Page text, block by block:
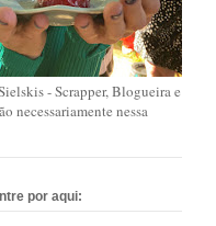
- Scrapper, Blogueira e
necessariamente nessa
por aqui: